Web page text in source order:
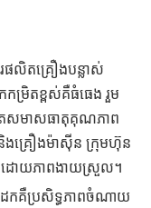
រផលិតគ្រឿងបន្លាស់
កម្រិតខ្ពស់គឺធំធេង រួម
តសមាសធាតុគុណភាព
និងគ្រឿងម៉ាស៊ីន ក្រុមហ៊ុន
ញដោយភាពងាយស្រួល។
ែកគឺប្រសិទ្ធភាពចំណាយ